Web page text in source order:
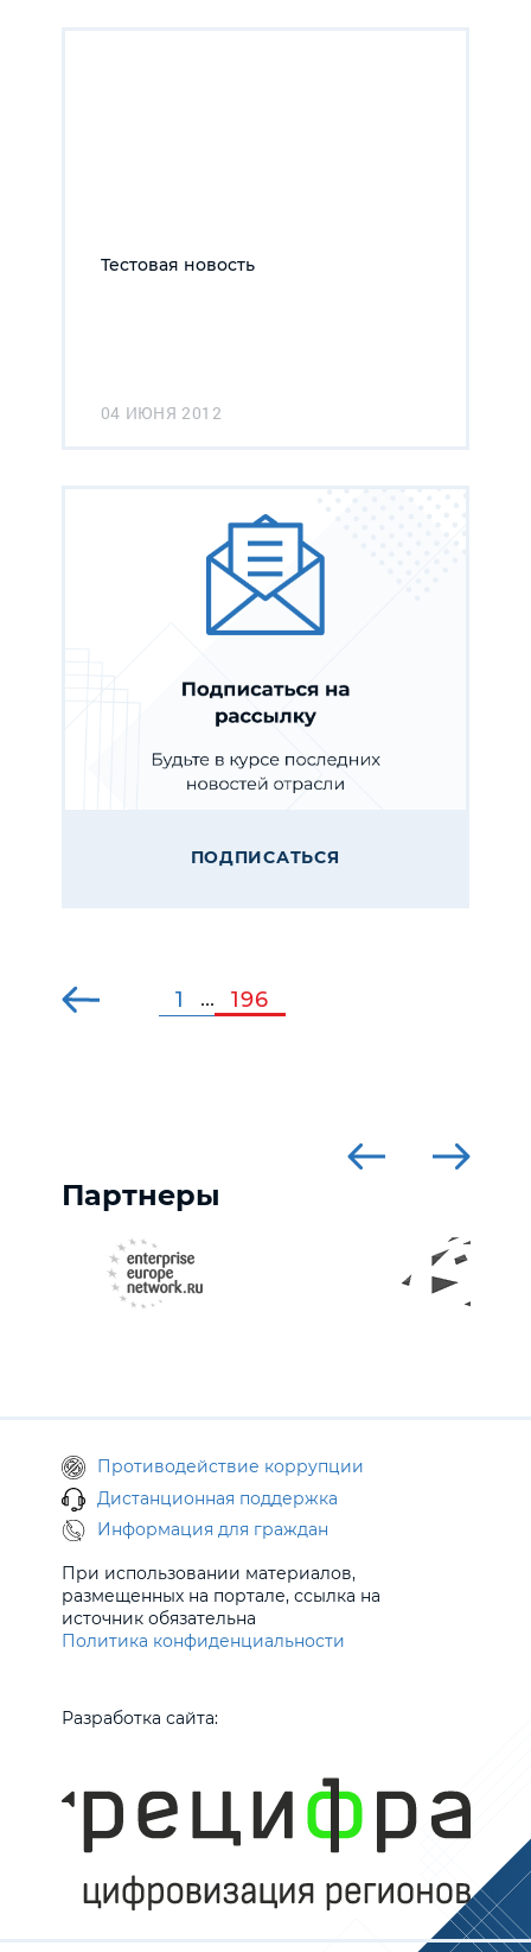
Тестовая новость
04 ИЮНЯ 2012
ПОДПИСАТЬСЯ
1 ... 196
Партнеры
Противодействие коррупции
Дистанционная поддержка
Информация для граждан
При использовании материалов,
размещенных на портале, ссылка на
источник обязательна
Политика конфиденциальности
Разработка сайта: